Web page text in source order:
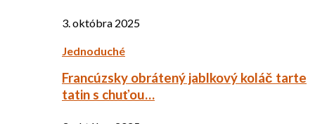
3. októbra 2025
Jednoduché
Francúzsky obrátený jablkový koláč tarte
tatin s chuťou…